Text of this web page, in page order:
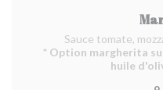
Sauce tomate,
* Option margherita
huile